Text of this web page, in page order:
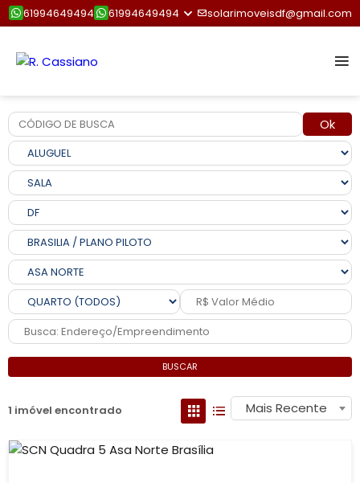
61994649494 61994649494 solarimoveisdf@gmail.com
Ok
BUSCAR
1 imóvel encontrado Mais Recente